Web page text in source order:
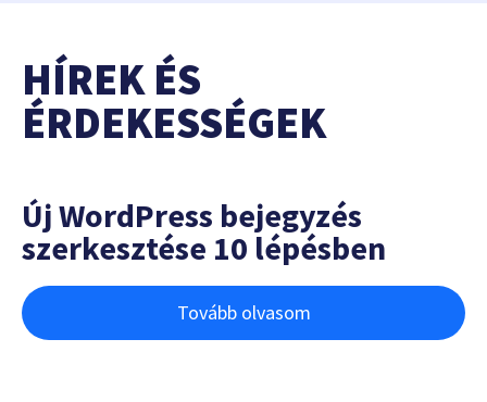
HÍREK ÉS
ÉRDEKESSÉGEK
Új WordPress bejegyzés
szerkesztése 10 lépésben
Tovább olvasom